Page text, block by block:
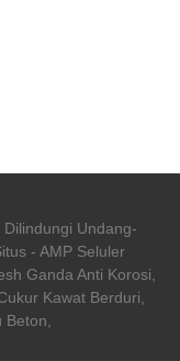
Undang-
- AMP Seluler
Ganda Anti Korosi
Kawat Berduri
Beton